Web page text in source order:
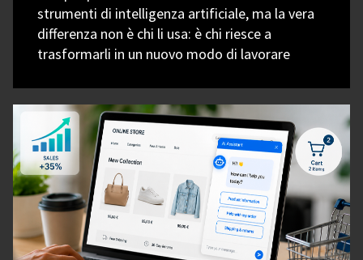
strumenti di intelligenza artificiale, ma la vera
differenza non è chi li usa: è chi riesce a
trasformarli in un nuovo modo di lavorare